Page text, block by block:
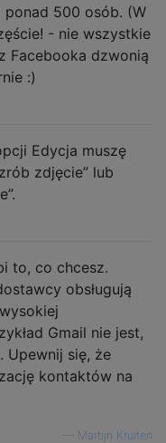
ponad 500 osób. (W
- nie wszystkie
Facebooka dzwonią
:)
Edycja muszę
zdjęcie” lub
to, co chcesz.
obsługują
Gmail nie jest,
Upewnij się, że
kontaktów na
Martijn Kruiten